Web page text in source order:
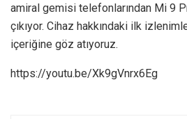
amiral gemisi telefonlarından Mi 9
çıkıyor. Cihaz hakkındaki ilk
içeriğine göz atıyoruz.
https://youtu.be/Xk9gVnrx6Eg